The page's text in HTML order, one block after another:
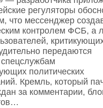
регуляторы
что мессенджер
контролем ФСБ, а
передаются
политических
Кремль, который
за комментарии,